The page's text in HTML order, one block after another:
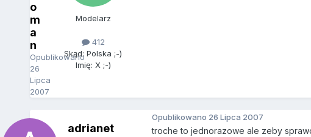
o
m
a
n
Opublikowano
26
Lipca
2007
Modelarz
412
Skąd: Polska ;-)
Imię: X ;-)
adrianet
Opublikowano 26 Lipca 2007
troche to jednorazowe ale zeby